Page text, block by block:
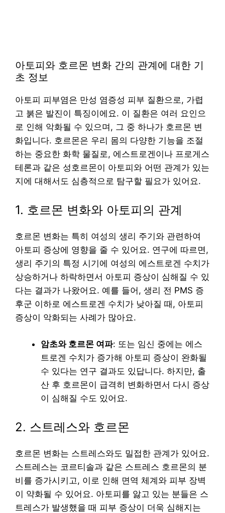
아토피와 호르몬 변화 간의 관계에 대한 기
초 정보
아토피 피부염은 만성 염증성 피부 질환으로, 가렵
고 붉은 발진이 특징이에요. 이 질환은 여러 요인으
로 인해 악화될 수 있으며, 그 중 하나가 호르몬 변
화입니다. 호르몬은 우리 몸의 다양한 기능을 조절
하는 중요한 화학 물질로, 에스트로겐이나 프로게스
테론과 같은 성호르몬이 아토피와 어떤 관계가 있는
지에 대해서도 심층적으로 탐구할 필요가 있어요.
1. 호르몬 변화와 아토피의 관계
호르몬 변화는 특히 여성의 생리 주기와 관련하여
아토피 증상에 영향을 줄 수 있어요. 연구에 따르면,
생리 주기의 특정 시기에 여성의 에스트로겐 수치가
상승하거나 하락하면서 아토피 증상이 심해질 수 있
다는 결과가 나왔어요. 예를 들어, 생리 전 PMS 증
후군 이하로 에스트로겐 수치가 낮아질 때, 아토피
증상이 악화되는 사례가 많아요.
암초와 호르몬 여파: 또는 임신 중에는 에스
트로겐 수치가 증가해 아토피 증상이 완화될
수 있다는 연구 결과도 있답니다. 하지만, 출
산 후 호르몬이 급격히 변화하면서 다시 증상
이 심해질 수도 있어요.
2. 스트레스와 호르몬
호르몬 변화는 스트레스와도 밀접한 관계가 있어요.
스트레스는 코르티솔과 같은 스트레스 호르몬의 분
비를 증가시키고, 이로 인해 면역 체계와 피부 장벽
이 약화될 수 있어요. 아토피를 앓고 있는 분들은 스
트레스가 발생했을 때 피부 증상이 더욱 심해지는